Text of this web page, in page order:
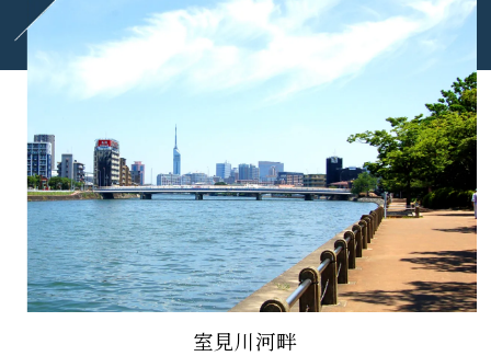
室見川河畔